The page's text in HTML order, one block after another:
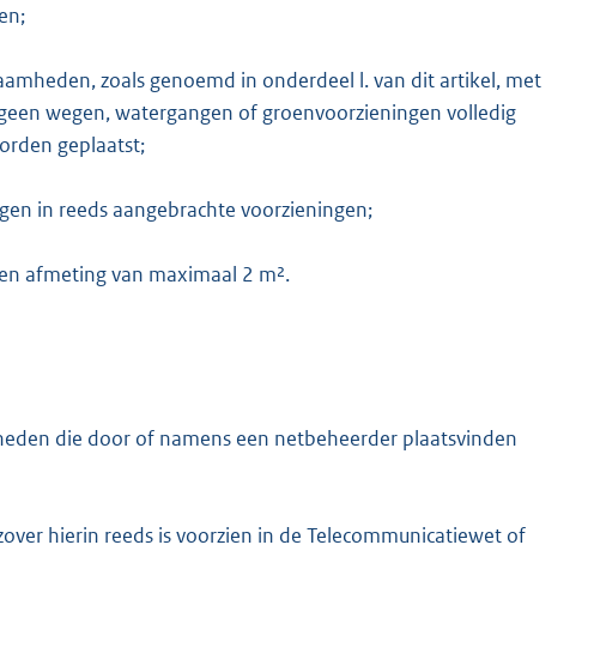
zoals genoemd in onderdeel l. van dit artikel, met
wegen, watergangen of groenvoorzieningen volledig
geplaatst;
in reeds aangebrachte voorzieningen;
afmeting van maximaal 2 m².
die door of namens een netbeheerder plaatsvinden
hierin reeds is voorzien in de Telecommunicatiewet of